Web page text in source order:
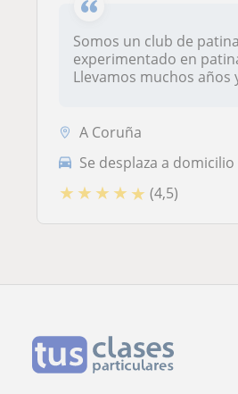
Somos un club de
experimentado en
Llevamos muchos años
A Coruña
Se desplaza a domicilio
★ ★ ★ ★ ★ (4,5)